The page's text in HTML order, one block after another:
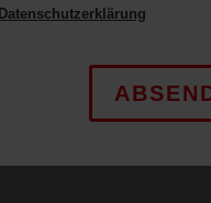
Datenschutzerklärung